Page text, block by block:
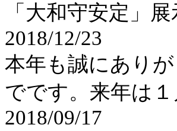
「大和守安定」
2018/12/23
本年も誠にあり
でです。来年は
2018/09/17